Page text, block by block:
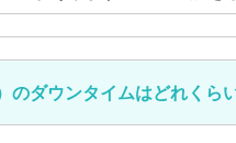
のダウンタイムはどれくら